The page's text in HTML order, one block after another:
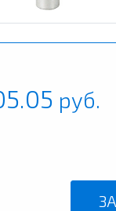
руб.